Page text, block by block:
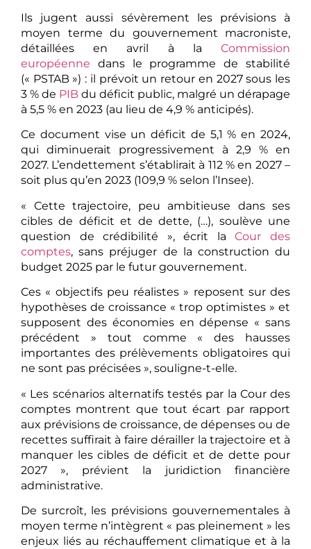
Ils jugent aussi sévèrement les prévisions à
moyen terme du gouvernement macroniste,
détaillées en avril à la Commission
européenne dans le programme de stabilité
(« PSTAB ») : il prévoit un retour en 2027 sous les
3 % de PIB du déficit public, malgré un dérapage
à 5,5 % en 2023 (au lieu de 4,9 % anticipés).
Ce document vise un déficit de 5,1 % en 2024,
qui diminuerait progressivement à 2,9 % en
2027. L’endettement s’établirait à 112 % en 2027 –
soit plus qu’en 2023 (109,9 % selon l’Insee).
« Cette trajectoire, peu ambitieuse dans ses
cibles de déficit et de dette, (…), soulève une
question de crédibilité », écrit laCour des
comptes, sans préjuger de la construction du
budget 2025 par le futur gouvernement.
Ces « objectifs peu réalistes » reposent sur des
hypothèses de croissance « trop optimistes » et
supposent des économies en dépense « sans
précédent » tout comme « des hausses
importantes des prélèvements obligatoires qui
ne sont pas précisées », souligne-t-elle.
« Les scénarios alternatifs testés par la Cour des
comptes montrent que tout écart par rapport
aux prévisions de croissance, de dépenses ou de
recettes suffirait à faire dérailler la trajectoire et à
manquer les cibles de déficit et de dette pour
2027 », prévient la juridiction financière
administrative.
De surcroît, les prévisions gouvernementales à
moyen terme n’intègrent « pas pleinement » les
enjeux liés au réchauffement climatique et à la